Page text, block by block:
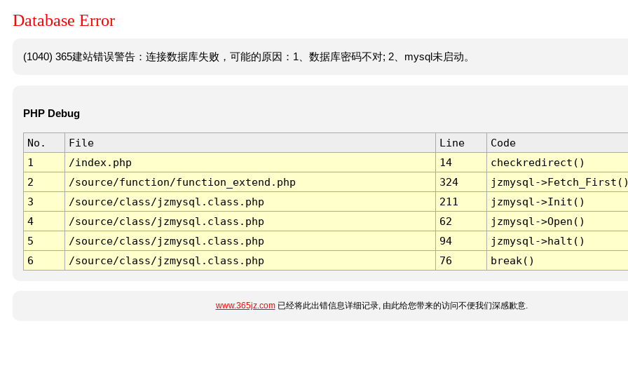
Database Error
(1040) 365建站错误警告：连接数据库失败，可能的原因：1、数据库密码不对; 2、mysql未启动。
PHP Debug
No. File Line
Code
1
/index.php 14
checkredirect()
2
/source/function/function_extend.php 324
jzmysql-
3
/source/class/jzmysql.class.php 211
jzmysql->Init()
4
/source/class/jzmysql.class.php 62
jzmysql->Open()
5
/source/class/jzmysql.class.php 94
jzmysql->halt()
6
/source/class/jzmysql.class.php 76 break()
www.365jz.com已经将此出错信息详细记录, 由此给您带来的访问不便我们深感歉意.